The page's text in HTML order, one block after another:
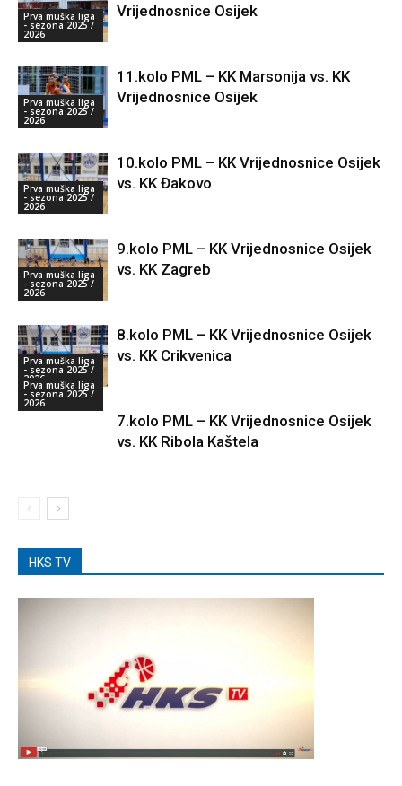
Prva muška liga
- sezona 2025 /
2026
Vrijednosnice Osijek
Prva muška liga
- sezona 2025 /
2026
11.kolo PML – KK Marsonija vs. KK
Vrijednosnice Osijek
Prva muška liga
- sezona 2025 /
2026
10.kolo PML – KK Vrijednosnice Osijek
vs. KK Đakovo
Prva muška liga
- sezona 2025 /
2026
9.kolo PML – KK Vrijednosnice Osijek
vs. KK Zagreb
Prva muška liga
- sezona 2025 /
2026
8.kolo PML – KK Vrijednosnice Osijek
vs. KK Crikvenica
Prva muška liga
- sezona 2025 /
2026
7.kolo PML – KK Vrijednosnice Osijek
vs. KK Ribola Kaštela
HKS TV